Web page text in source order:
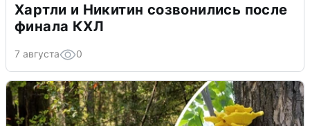
Хартли и Никитин созвонились после
финала КХЛ
7 августа 0